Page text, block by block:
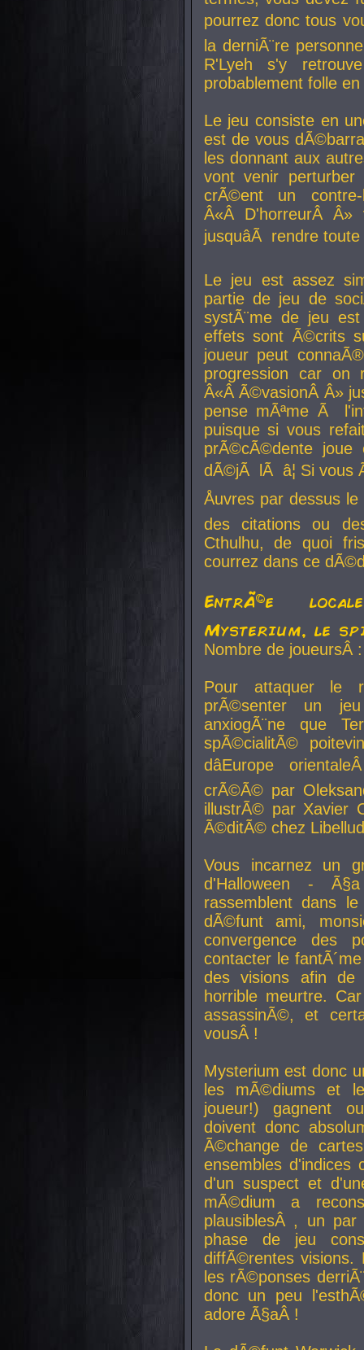
pourrez donc tous
la derniÃ¨re
R'Lyeh s'y
probablement folle
Le jeu consiste en
est de vous
les donnant aux
vont venir perturber
crÃ©ent un
Â«Â D'horreurÂ
jusquâÃ rendre
Le jeu est assez
partie de jeu de
systÃ¨me de jeu
effets sont Ã©crits
joueur peut
progression car
Â«Â Ã©vasionÂ Â»
pense mÃªme Ã
puisque si vous
prÃ©cÃ©dente
dÃ©jÃ lÃ â¦ Si vous
Åuvres par dessus
des citations ou
Cthulhu, de quoi
courrez dans ce
EntrÃ©e
Mysterium, le
Nombre de
Pour attaquer le
prÃ©senter un
anxiogÃ¨ne que
spÃ©cialitÃ©
dâEurope
crÃ©Ã© par
illustrÃ© par Xavier
Ã©ditÃ© chez
Vous incarnez un
d'Halloween -
rassemblent dans
dÃ©funt ami,
convergence des
contacter le
des visions afin
horrible meurtre.
assassinÃ©, et
vousÂ !
Mysterium est donc
les mÃ©diums et
joueur!) gagnent
doivent donc
Ã©change de
ensembles d'indices
d'un suspect et
mÃ©dium a
plausiblesÂ , un par
phase de jeu
diffÃ©rentes visions.
les rÃ©ponses
donc un peu
adore Ã§aÂ !